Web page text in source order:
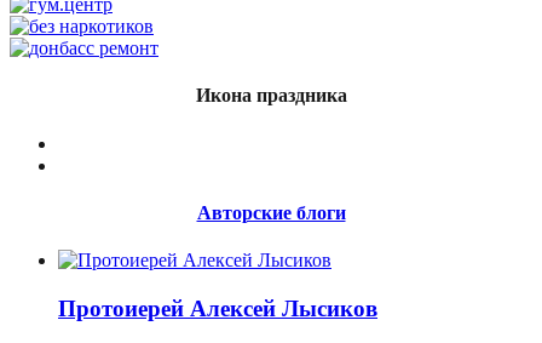
Икона праздника
Авторские блоги
Протоиерей Алексей Лысиков